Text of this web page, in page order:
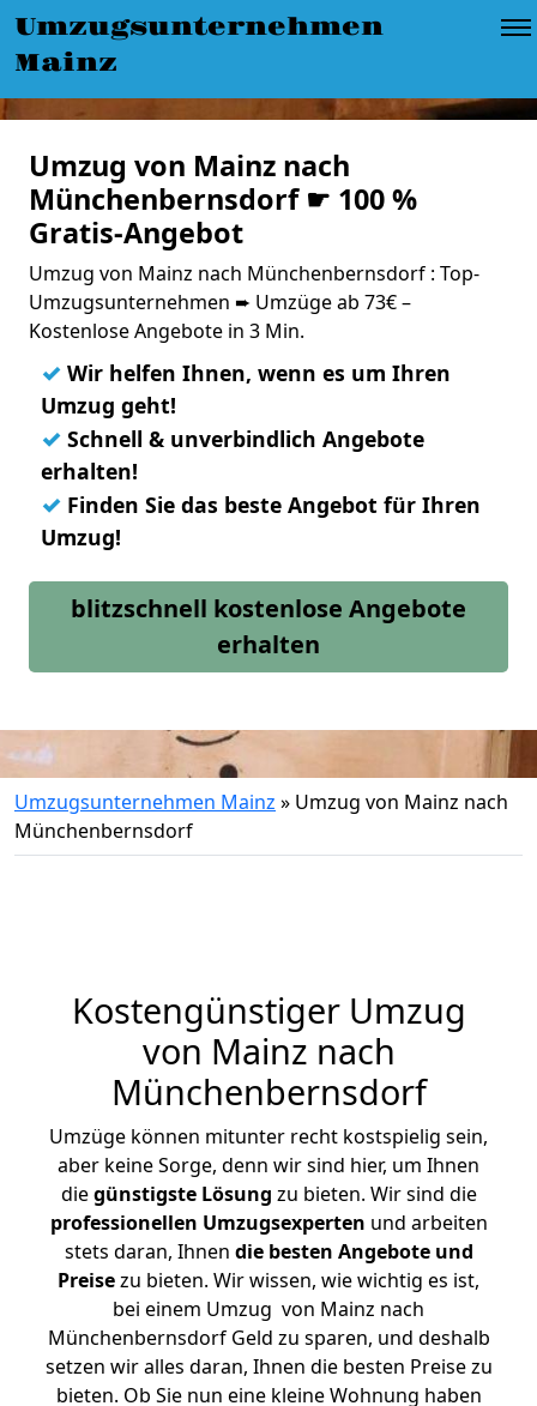
Umzugsunternehmen
Mainz
Umzug von Mainz nach
Münchenbernsdorf ☛ 100 %
Gratis-Angebot
Umzug von Mainz nach Münchenbernsdorf : Top-
Umzugsunternehmen ➨ Umzüge ab 73€ –
Kostenlose Angebote in 3 Min.
✓ Wir helfen Ihnen, wenn es um Ihren
Umzug geht!
✓ Schnell & unverbindlich Angebote
erhalten!
✓ Finden Sie das beste Angebot für Ihren
Umzug!
blitzschnell kostenlose Angebote
erhalten
Umzugsunternehmen Mainz » Umzug von Mainz nach
Münchenbernsdorf
Kostengünstiger Umzug
von Mainz nach
Münchenbernsdorf
Umzüge können mitunter recht kostspielig sein,
aber keine Sorge, denn wir sind hier, um Ihnen
diegünstigste Lösung zu bieten. Wir sind die
professionellen Umzugsexperten und arbeiten
stets daran, Ihnen die besten Angebote und
Preisezu bieten. Wir wissen, wie wichtig es ist,
bei einem Umzug von Mainz nach
Münchenbernsdorf Geld zu sparen, und deshalb
setzen wir alles daran, Ihnen die besten Preise zu
bieten. Ob Sie nun eine kleine Wohnung haben